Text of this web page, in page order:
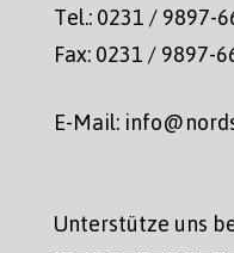
Tel.: 0231 / 9897-
Fax: 0231 / 9897-
E-Mail:
Unterstütze uns